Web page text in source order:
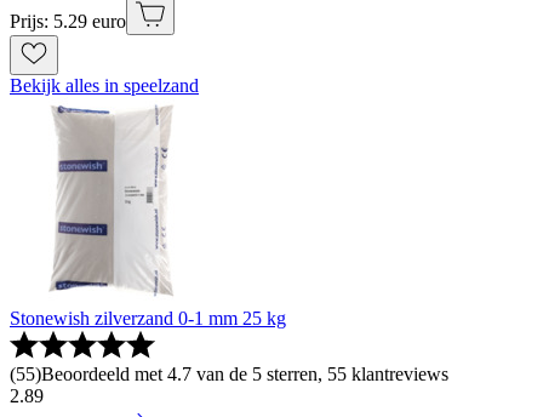
Prijs: 5.29 euro
Bekijk alles in speelzand
Stonewish zilverzand 0-1 mm 25 kg
(55)Beoordeeld met 4.7 van de 5 sterren, 55 klantreviews
2.89